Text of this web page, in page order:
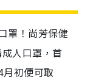
罩！尚芳保健
人口罩，首
初便可取